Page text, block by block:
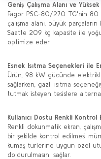
Geniş Çalışma Alanı ve
Fagor PSC-80/270 TG'nin
çalışma alanı, büyük
Saatte 209 kg kapasite ile
optimize eder.
Esnek Isıtma Seçenekleri ile
Ürün, 98 kW gücünde
sağlarken, gazlı ısıtma
tutmak isteyen tesislere
Kullanıcı Dostu Renkli Kontrol
Renkli dokunmatik ekran,
bir şekilde kontrol edilmesi
kumaş türlerine uygun özel
doldurulmasını sağlar.